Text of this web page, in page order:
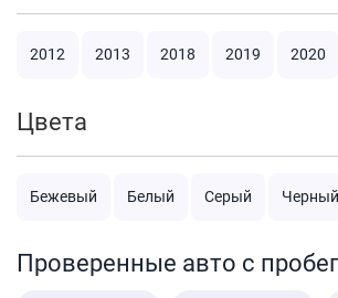
2012 2013 2018 2019 2020
Цвета
Бежевый Белый Серый Черный
Проверенные авто с